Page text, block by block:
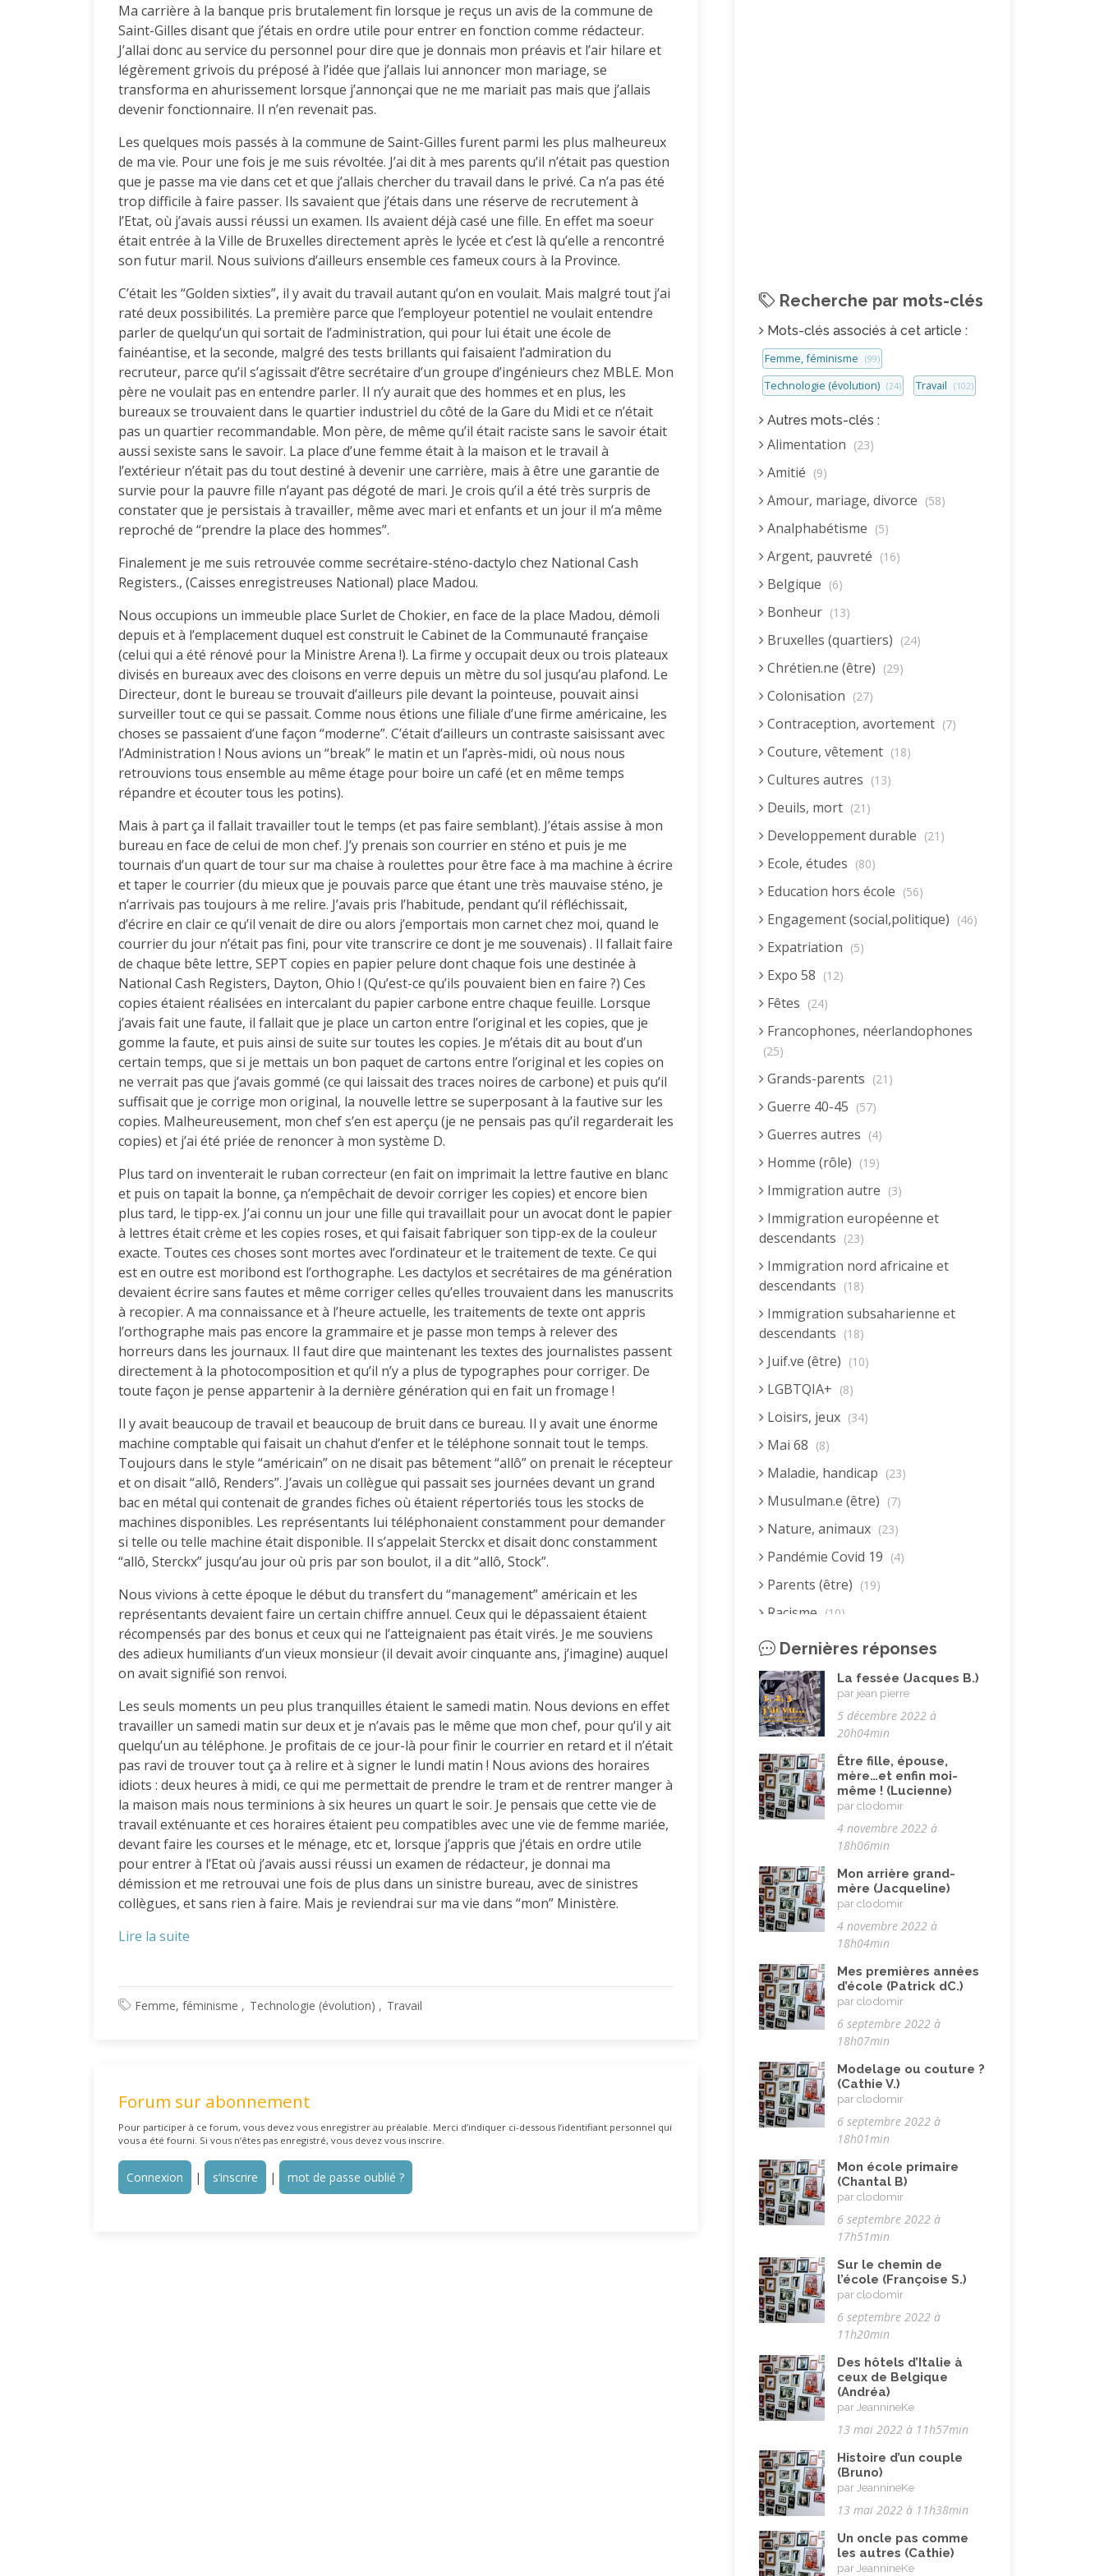
Ma carrière à la banque pris brutalement fin lorsque je reçus un avis de la commune de
Saint-Gilles disant que j’étais en ordre utile pour entrer en fonction comme rédacteur.
J’allai donc au service du personnel pour dire que je donnais mon préavis et l’air hilare et
légèrement grivois du préposé à l’idée que j’allais lui annoncer mon mariage, se
transforma en ahurissement lorsque j’annonçai que ne me mariait pas mais que j’allais
devenir fonctionnaire. Il n’en revenait pas.
Les quelques mois passés à la commune de Saint-Gilles furent parmi les plus malheureux
de ma vie. Pour une fois je me suis révoltée. J’ai dit à mes parents qu’il n’était pas question
que je passe ma vie dans cet et que j’allais chercher du travail dans le privé. Ca n’a pas été
trop difficile à faire passer. Ils savaient que j’étais dans une réserve de recrutement à
l’Etat, où j’avais aussi réussi un examen. Ils avaient déjà casé une fille. En effet ma soeur
était entrée à la Ville de Bruxelles directement après le lycée et c’est là qu’elle a rencontré
son futur maril. Nous suivions d’ailleurs ensemble ces fameux cours à la Province.
C’était les “Golden sixties”, il y avait du travail autant qu’on en voulait. Mais malgré tout j’ai
raté deux possibilités. La première parce que l’employeur potentiel ne voulait entendre
parler de quelqu’un qui sortait de l’administration, qui pour lui était une école de
fainéantise, et la seconde, malgré des tests brillants qui faisaient l’admiration du
recruteur, parce qu’il s’agissait d’être secrétaire d’un groupe d’ingénieurs chez MBLE. Mon
père ne voulait pas en entendre parler. Il n’y aurait que des hommes et en plus, les
bureaux se trouvaient dans le quartier industriel du côté de la Gare du Midi et ce n’était
pas un quartier recommandable. Mon père, de même qu’il était raciste sans le savoir était
aussi sexiste sans le savoir. La place d’une femme était à la maison et le travail à
l’extérieur n’était pas du tout destiné à devenir une carrière, mais à être une garantie de
survie pour la pauvre fille n’ayant pas dégoté de mari. Je crois qu’il a été très surpris de
constater que je persistais à travailler, même avec mari et enfants et un jour il m’a même
reproché de “prendre la place des hommes”.
Finalement je me suis retrouvée comme secrétaire-sténo-dactylo chez National Cash
Registers., (Caisses enregistreuses National) place Madou.
Nous occupions un immeuble place Surlet de Chokier, en face de la place Madou, démoli
depuis et à l’emplacement duquel est construit le Cabinet de la Communauté française
(celui qui a été rénové pour la Ministre Arena !). La firme y occupait deux ou trois plateaux
divisés en bureaux avec des cloisons en verre depuis un mètre du sol jusqu’au plafond. Le
Directeur, dont le bureau se trouvait d’ailleurs pile devant la pointeuse, pouvait ainsi
surveiller tout ce qui se passait. Comme nous étions une filiale d’une firme américaine, les
choses se passaient d’une façon “moderne”. C’était d’ailleurs un contraste saisissant avec
l’Administration ! Nous avions un “break” le matin et un l’après-midi, où nous nous
retrouvions tous ensemble au même étage pour boire un café (et en même temps
répandre et écouter tous les potins).
Mais à part ça il fallait travailler tout le temps (et pas faire semblant). J’étais assise à mon
bureau en face de celui de mon chef. J’y prenais son courrier en sténo et puis je me
tournais d’un quart de tour sur ma chaise à roulettes pour être face à ma machine à écrire
et taper le courrier (du mieux que je pouvais parce que étant une très mauvaise sténo, je
n’arrivais pas toujours à me relire. J’avais pris l’habitude, pendant qu’il réfléchissait,
d’écrire en clair ce qu’il venait de dire ou alors j’emportais mon carnet chez moi, quand le
courrier du jour n’était pas fini, pour vite transcrire ce dont je me souvenais) . Il fallait faire
de chaque bête lettre, SEPT copies en papier pelure dont chaque fois une destinée à
National Cash Registers, Dayton, Ohio ! (Qu’est-ce qu’ils pouvaient bien en faire ?) Ces
copies étaient réalisées en intercalant du papier carbone entre chaque feuille. Lorsque
j’avais fait une faute, il fallait que je place un carton entre l’original et les copies, que je
gomme la faute, et puis ainsi de suite sur toutes les copies. Je m’étais dit au bout d’un
certain temps, que si je mettais un bon paquet de cartons entre l’original et les copies on
ne verrait pas que j’avais gommé (ce qui laissait des traces noires de carbone) et puis qu’il
suffisait que je corrige mon original, la nouvelle lettre se superposant à la fautive sur les
copies. Malheureusement, mon chef s’en est aperçu (je ne pensais pas qu’il regarderait les
copies) et j’ai été priée de renoncer à mon système D.
Plus tard on inventerait le ruban correcteur (en fait on imprimait la lettre fautive en blanc
et puis on tapait la bonne, ça n’empêchait de devoir corriger les copies) et encore bien
plus tard, le tipp-ex. J’ai connu un jour une fille qui travaillait pour un avocat dont le papier
à lettres était crème et les copies roses, et qui faisait fabriquer son tipp-ex de la couleur
exacte. Toutes ces choses sont mortes avec l’ordinateur et le traitement de texte. Ce qui
est en outre est moribond est l’orthographe. Les dactylos et secrétaires de ma génération
devaient écrire sans fautes et même corriger celles qu’elles trouvaient dans les manuscrits
à recopier. A ma connaissance et à l’heure actuelle, les traitements de texte ont appris
l’orthographe mais pas encore la grammaire et je passe mon temps à relever des
horreurs dans les journaux. Il faut dire que maintenant les textes des journalistes passent
directement à la photocomposition et qu’il n’y a plus de typographes pour corriger. De
toute façon je pense appartenir à la dernière génération qui en fait un fromage !
Il y avait beaucoup de travail et beaucoup de bruit dans ce bureau. Il y avait une énorme
machine comptable qui faisait un chahut d’enfer et le téléphone sonnait tout le temps.
Toujours dans le style “américain” on ne disait pas bêtement “allô” on prenait le récepteur
et on disait “allô, Renders”. J’avais un collègue qui passait ses journées devant un grand
bac en métal qui contenait de grandes fiches où étaient répertoriés tous les stocks de
machines disponibles. Les représentants lui téléphonaient constamment pour demander
si telle ou telle machine était disponible. Il s’appelait Sterckx et disait donc constamment
“allô, Sterckx” jusqu’au jour où pris par son boulot, il a dit “allô, Stock”.
Nous vivions à cette époque le début du transfert du “management” américain et les
représentants devaient faire un certain chiffre annuel. Ceux qui le dépassaient étaient
récompensés par des bonus et ceux qui ne l’atteignaient pas était virés. Je me souviens
des adieux humiliants d’un vieux monsieur (il devait avoir cinquante ans, j’imagine) auquel
on avait signifié son renvoi.
Les seuls moments un peu plus tranquilles étaient le samedi matin. Nous devions en effet
travailler un samedi matin sur deux et je n’avais pas le même que mon chef, pour qu’il y ait
quelqu’un au téléphone. Je profitais de ce jour-là pour finir le courrier en retard et il n’était
pas ravi de trouver tout ça à relire et à signer le lundi matin ! Nous avions des horaires
idiots : deux heures à midi, ce qui me permettait de prendre le tram et de rentrer manger à
la maison mais nous terminions à six heures un quart le soir. Je pensais que cette vie de
travail exténuante et ces horaires étaient peu compatibles avec une vie de femme mariée,
devant faire les courses et le ménage, etc et, lorsque j’appris que j’étais en ordre utile
pour entrer à l’Etat où j’avais aussi réussi un examen de rédacteur, je donnai ma
démission et me retrouvai une fois de plus dans un sinistre bureau, avec de sinistres
collègues, et sans rien à faire. Mais je reviendrai sur ma vie dans “mon” Ministère.
Lire la suite
Femme, féminisme Technologie (évolution) Travail
Forum sur abonnement
Pour participer à ce forum, vous devez vous enregistrer au préalable. Merci d’indiquer ci-dessous l’identifiant personnel qui
vous a été fourni. Si vous n’êtes pas enregistré, vous devez vous inscrire.
Connexion | s’inscrire | mot de passe oublié ?
Recherche par mots-clés
Mots-clés associés à cet article :
Femme, féminisme (99)
Technologie (évolution) (24) Travail (102)
Autres mots-clés :
Alimentation (23)
Amitié (9)
Amour, mariage, divorce (58)
Analphabétisme (5)
Argent, pauvreté (16)
Belgique (6)
Bonheur (13)
Bruxelles (quartiers) (24)
Chrétien.ne (être) (29)
Colonisation (27)
Contraception, avortement (7)
Couture, vêtement (18)
Cultures autres (13)
Deuils, mort (21)
Developpement durable (21)
Ecole, études (80)
Education hors école (56)
Engagement (social,politique) (46)
Expatriation (5)
Expo 58 (12)
Fêtes (24)
Francophones, néerlandophones
(25)
Grands-parents (21)
Guerre 40-45 (57)
Guerres autres (4)
Homme (rôle) (19)
Immigration autre (3)
Immigration européenne et
descendants (23)
Immigration nord africaine et
descendants (18)
Immigration subsaharienne et
descendants (18)
Juif.ve (être) (10)
LGBTQIA+ (8)
Loisirs, jeux (34)
Mai 68 (8)
Maladie, handicap (23)
Musulman.e (être) (7)
Nature, animaux (23)
Pandémie Covid 19 (4)
Parents (être) (19)
Racisme (10)
Religion, valeurs et éthique
Rencontres interculturelles
Retraite
Rêves (12)
Solidarité (24)
Solitude (8)
Vacances (19)
Vie quotidienne (44)
Vieillissement
Voyages (38)
Dernières réponses
La fessée (Jacques B.)
par jean pierre
5 décembre 2022 à
20h04min
Être fille, épouse,
mère…et enfin moi-
même ! (Lucienne)
par clodomir
4 novembre 2022 à
18h06min
Mon arrière grand-
mère (Jacqueline)
par clodomir
4 novembre 2022 à
18h04min
Mes premières années
d’école (Patrick dC.)
par clodomir
6 septembre 2022 à
18h07min
Modelage ou couture ?
(Cathie V.)
par clodomir
6 septembre 2022 à
18h01min
Mon école primaire
(Chantal B)
par clodomir
6 septembre 2022 à
17h51min
Sur le chemin de
l’école (Françoise S.)
par clodomir
6 septembre 2022 à
11h20min
Des hôtels d’Italie à
ceux de Belgique
(Andréa)
par JeannineKe
13 mai 2022 à 11h57min
Histoire d’un couple
(Bruno)
par JeannineKe
13 mai 2022 à 11h38min
Un oncle pas comme
les autres (Cathie)
par JeannineKe